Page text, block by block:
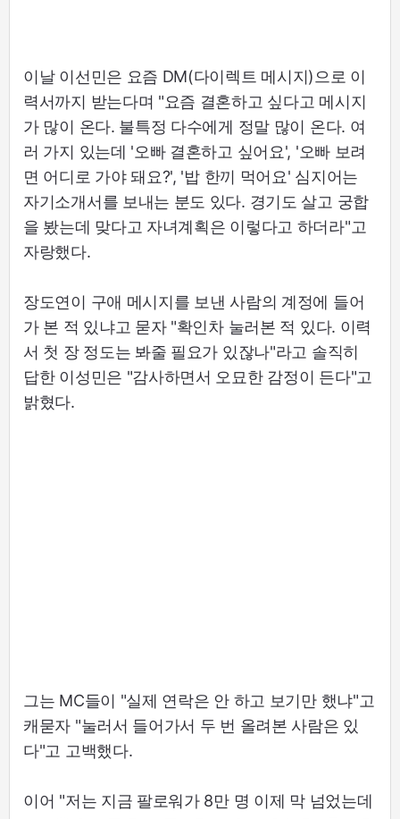
이날 이선민은 요즘 DM(다이렉트 메시지)으로 이
력서까지 받는다며 "요즘 결혼하고 싶다고 메시지
가 많이 온다. 불특정 다수에게 정말 많이 온다. 여
러 가지 있는데 '오빠 결혼하고 싶어요', '오빠 보려
면 어디로 가야 돼요?', '밥 한끼 먹어요' 심지어는
자기소개서를 보내는 분도 있다. 경기도 살고 궁합
을 봤는데 맞다고 자녀계획은 이렇다고 하더라"고
자랑했다.
장도연이 구애 메시지를 보낸 사람의 계정에 들어
가 본 적 있냐고 묻자 "확인차 눌러본 적 있다. 이력
서 첫 장 정도는 봐줄 필요가 있잖나"라고 솔직히
답한 이성민은 "감사하면서 오묘한 감정이 든다"고
밝혔다.
그는 MC들이 "실제 연락은 안 하고 보기만 했냐"고
캐묻자 "눌러서 들어가서 두 번 올려본 사람은 있
다"고 고백했다.
이어 "저는 지금 팔로워가 8만 명 이제 막 넘었는데